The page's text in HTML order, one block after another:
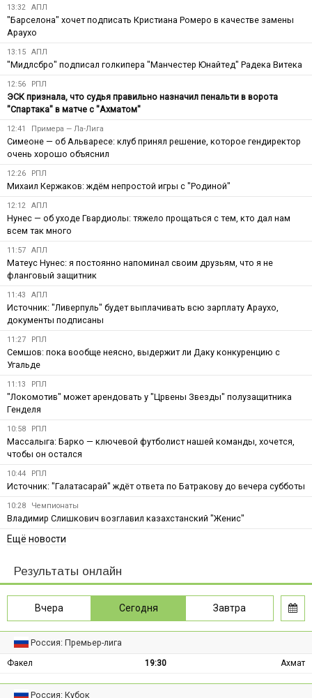
13:32 АПЛ
"Барселона" хочет подписать Кристиана Ромеро в качестве замены
Араухо
13:15 АПЛ
"Мидлсбро" подписал голкипера "Манчестер Юнайтед" Радека Витека
12:56 РПЛ
ЭСК признала, что судья правильно назначил пенальти в ворота
"Спартака" в матче с "Ахматом"
12:41 Примера — Ла-Лига
Симеоне — об Альваресе: клуб принял решение, которое гендиректор
очень хорошо объяснил
12:26 РПЛ
Михаил Кержаков: ждём непростой игры с "Родиной"
12:12 АПЛ
Нунес — об уходе Гвардиолы: тяжело прощаться с тем, кто дал нам
всем так много
11:57 АПЛ
Матеус Нунес: я постоянно напоминал своим друзьям, что я не
фланговый защитник
11:43 АПЛ
Источник: "Ливерпуль" будет выплачивать всю зарплату Араухо,
документы подписаны
11:27 РПЛ
Семшов: пока вообще неясно, выдержит ли Даку конкуренцию с
Угальде
11:13 РПЛ
"Локомотив" может арендовать у "Црвены Звезды" полузащитника
Генделя
10:58 РПЛ
Массалыга: Барко — ключевой футболист нашей команды, хочется,
чтобы он остался
10:44 РПЛ
Источник: "Галатасарай" ждёт ответа по Батракову до вечера субботы
10:28 Чемпионаты
Владимир Слишкович возглавил казахстанский "Женис"
Ещё новости
Результаты онлайн
Вчера Сегодня Завтра
Россия: Премьер-лига
Факел 19:30 Ахмат
Россия: Кубок